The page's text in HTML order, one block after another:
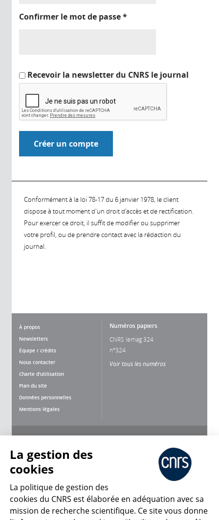
Confirmer le mot de passe*
Recevoir la newsletter du CNRS le journal
Conformément à la loi 78-17 du 6 janvier 1978, le client
dispose à tout moment d'un droit d'accès et de rectification.
Pour exercer ce droit, il suffit de modifier ou supprimer
votre profil, ou de prendre contact avec la rédaction du
journal.
À propos
Newsletters
Équipe / crédits
Nous contacter
Charte d'utilisation
Plan du site
Données personnelles
Mentions légales
Numéros papiers
CNRS lemag 324
n°324
Voir tous les numéros
CNRS Le Mag
La gestion des
cookies
La politique de gestion des
cookies du CNRS est élaborée en adéquation avec sa
mission de recherche scientifique. Ce site vous donne